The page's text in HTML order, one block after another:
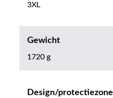
3XL
Gewicht
1720 g
Design/protectiezone